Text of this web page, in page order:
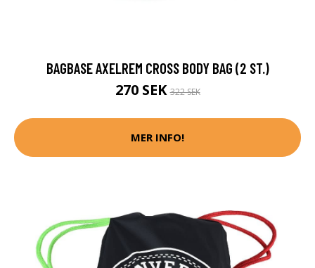
BAGBASE AXELREM CROSS BODY BAG (2 ST.)
270 SEK322 SEK
MER INFO!